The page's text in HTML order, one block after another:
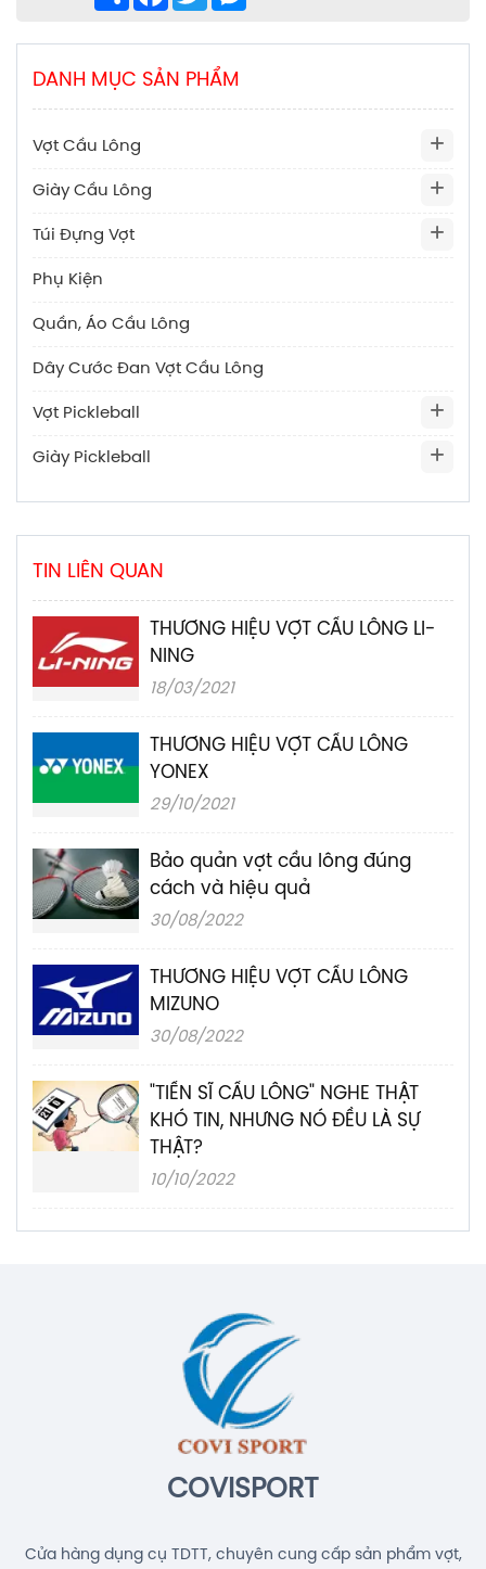
DANH MỤC SẢN PHẨM
Vợt Cầu Lông
Giày Cầu Lông
Túi Đựng Vợt
Phụ Kiện
Quần, Áo Cầu Lông
Dây Cước Đan Vợt Cầu Lông
Vợt Pickleball
Giày Pickleball
TIN LIÊN QUAN
THƯƠNG HIỆU VỢT CẦU LÔNG LI-
NING
18/03/2021
THƯƠNG HIỆU VỢT CẦU LÔNG
YONEX
29/10/2021
Bảo quản vợt cầu lông đúng
cách và hiệu quả
30/08/2022
THƯƠNG HIỆU VỢT CẦU LÔNG
MIZUNO
30/08/2022
"TIẾN SĨ CẦU LÔNG" NGHE THẬT
KHÓ TIN, NHƯNG NÓ ĐỀU LÀ SỰ
THẬT?
10/10/2022
COVISPORT
Cửa hàng dụng cụ TDTT, chuyên cung cấp sản phẩm vợt,